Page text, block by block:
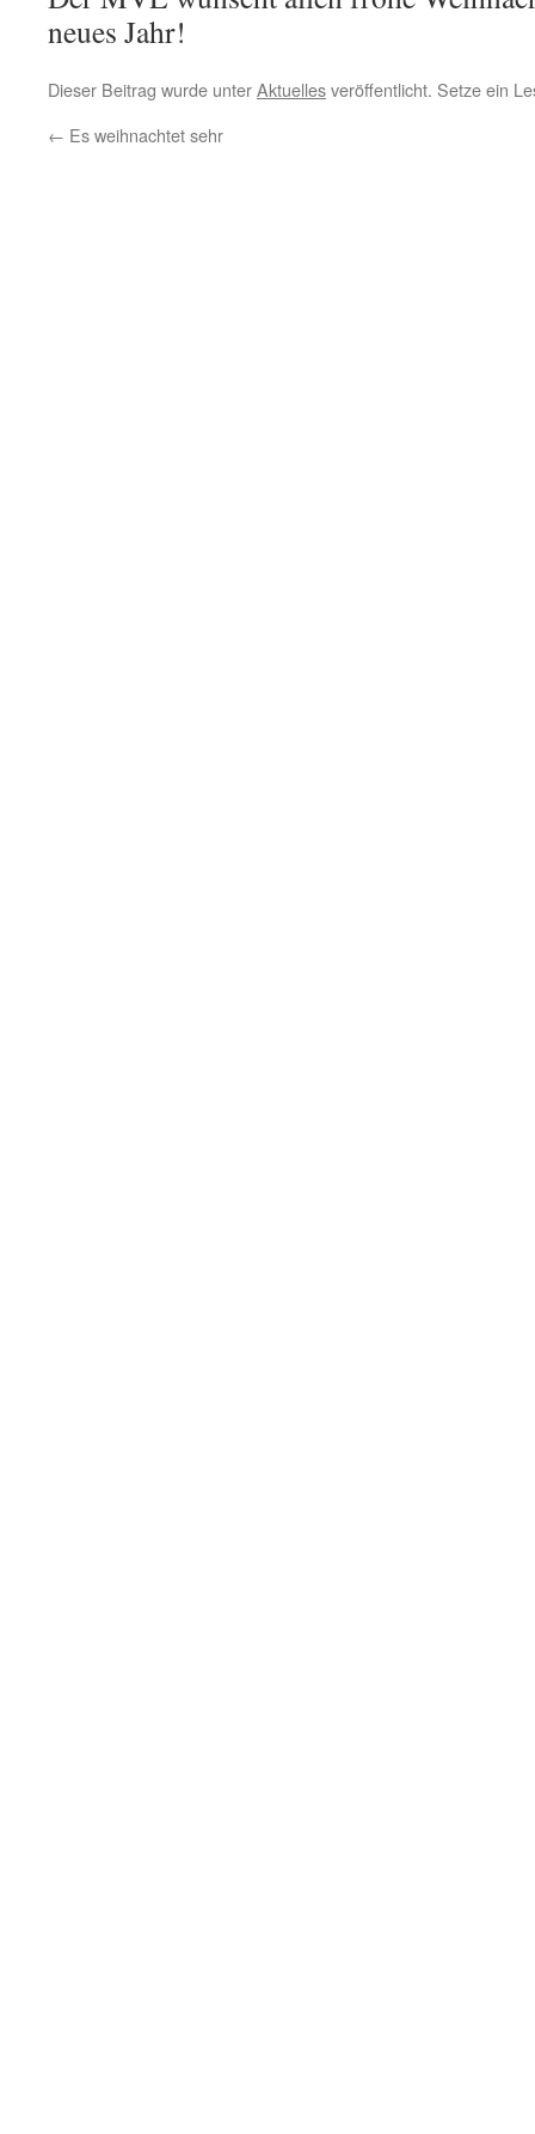
neues Jahr!
Dieser Beitrag wurde unterAktuellesveröffentlicht. Setze ein
← Es weihnachtet sehr